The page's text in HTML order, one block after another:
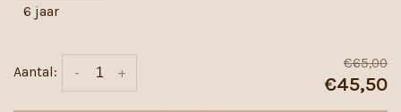
6 jaar
Aantal: +
-
€65,00
€45,50